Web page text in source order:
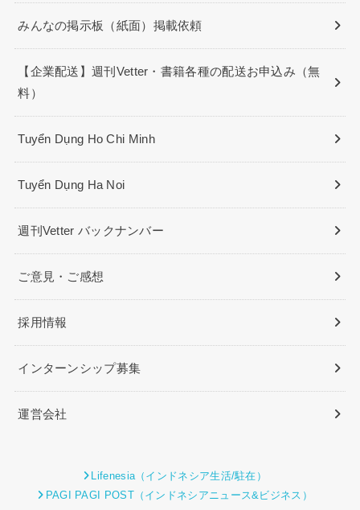
みんなの掲示板（紙面）掲載依頼
【企業配送】週刊Vetter・書籍各種の配送お申込み（無
料）
Tuyển Dụng Ho Chi Minh
Tuyển Dụng Ha Noi
週刊Vetter バックナンバー
ご意見・ご感想
採用情報
インターンシップ募集
運営会社
Lifenesia（インドネシア生活/駐在）
PAGI PAGI POST（インドネシアニュース&ビジネス）